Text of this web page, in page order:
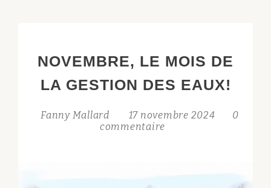
BIENVENUE
NOVEMBRE
NOVEMBRE, LE MOIS DE
LA GESTION DES EAUX!
Fanny Mallard 17 novembre 2024
0
commentaire